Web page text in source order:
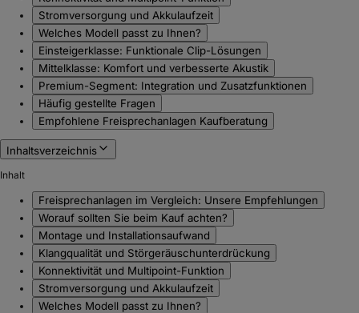
Stromversorgung und Akkulaufzeit
Welches Modell passt zu Ihnen?
Einsteigerklasse: Funktionale Clip-Lösungen
Mittelklasse: Komfort und verbesserte Akustik
Premium-Segment: Integration und Zusatzfunktionen
Häufig gestellte Fragen
Empfohlene Freisprechanlagen Kaufberatung
Inhaltsverzeichnis
Inhalt
Freisprechanlagen im Vergleich: Unsere Empfehlungen
Worauf sollten Sie beim Kauf achten?
Montage und Installationsaufwand
Klangqualität und Störgeräuschunterdrückung
Konnektivität und Multipoint-Funktion
Stromversorgung und Akkulaufzeit
Welches Modell passt zu Ihnen?